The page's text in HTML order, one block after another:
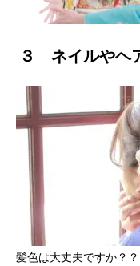
３ ネイルやヘ
髪色は大丈夫ですか？？